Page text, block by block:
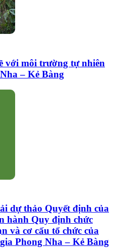
với môi trường tự nhiên
– Kẻ Bàng
dự thảo Quyết định của
hành Quy định chức
và cơ cấu tổ chức của
Phong Nha – Kẻ Bàng